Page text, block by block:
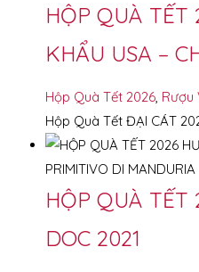
HỘP QUÀ TẾT
KHẨU USA –
Hộp Quà Tết 2026, Rượu
Hộp Quà Tết ĐẠI CÁT
HỘP QUÀ TẾT
DOC 2021